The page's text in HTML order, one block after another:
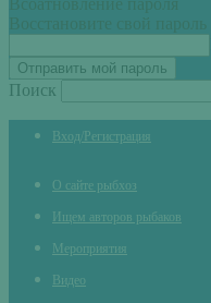
Всоатновление пароля
Восстановите свой пароль
Поиск
Вход/Регистрация
О сайте рыбхоз
Ищем авторов рыбаков
Мероприятия
Видео